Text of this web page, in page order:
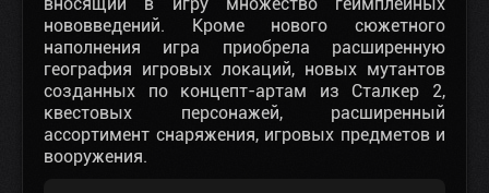
нововведений. Кроме нового сюжетного
наполнения игра приобрела расширенную
география игровых локаций, новых мутантов
созданных по концепт-артам из Сталкер 2,
квестовых персонажей, расширенный
ассортимент снаряжения, игровых предметов и
вооружения.